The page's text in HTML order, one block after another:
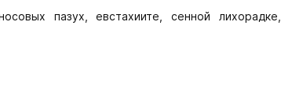
пазух, евстахиите, сенной лихорадке,